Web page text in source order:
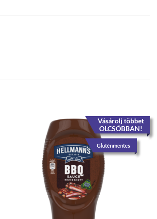
Vásárolj többet
OLCSÓBBAN!
Gluténmentes